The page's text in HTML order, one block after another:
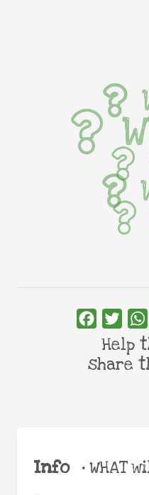
Info •WHAT
Facebook
Help
share